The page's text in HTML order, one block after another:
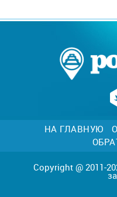
НА ГЛАВНУЮ
Copyright @ 2011-